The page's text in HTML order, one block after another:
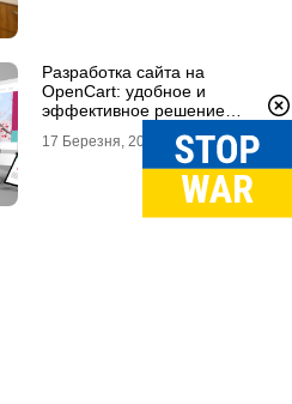
Разработка сайта на
OpenCart: удобное и
эффективное решение
17 Березня, 2026